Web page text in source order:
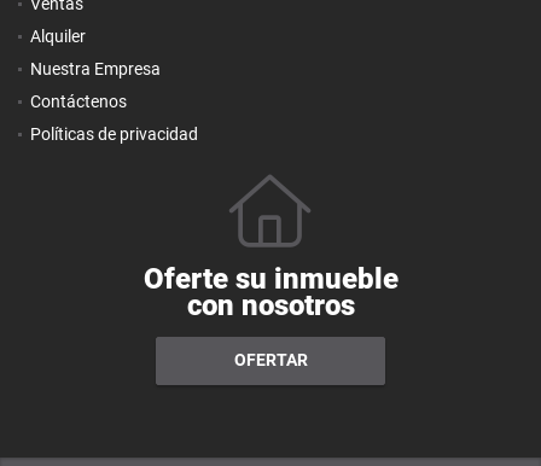
Alquiler
Nuestra Empresa
Contáctenos
Políticas de privacidad
Oferte su inmueble
con nosotros
OFERTAR